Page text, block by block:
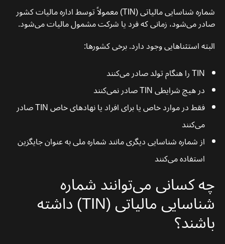
شماره شناسایی مالیاتی (TIN) معمولاً توسط اداره مالیات کشور
صادر می‌شود، زمانی که فرد یا شرکت مشمول مالیات می‌شود.
البته استثناهایی وجود دارد. برخی کشورها:
TIN را هنگام تولد صادر می‌کنند
در هیچ شرایطی TIN صادر نمی‌کنند
فقط در موارد خاص یا برای افراد یا نهادهای خاص TIN صادر
می‌کنند
از شماره شناسایی دیگری مانند شماره ملی به عنوان جایگزین
استفاده می‌کنند
چه کسانی می‌توانند شماره
شناسایی مالیاتی (TIN) داشته
باشند؟